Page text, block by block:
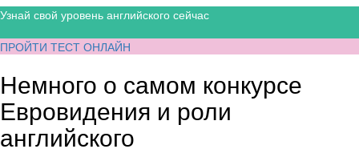
Узнай свой уровень английского сейчас
ПРОЙТИ ТЕСТ ОНЛАЙН
Немного о самом конкурсе
Евровидения и роли
английского